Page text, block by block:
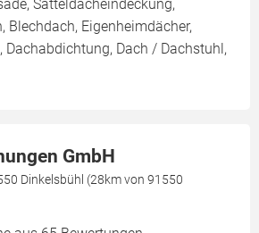
Satteldacheindeckung,
Blechdach, Eigenheimdächer,
Dachabdichtung, Dach / Dachstuhl,
GmbH
Dinkelsbühl (28km von 91550